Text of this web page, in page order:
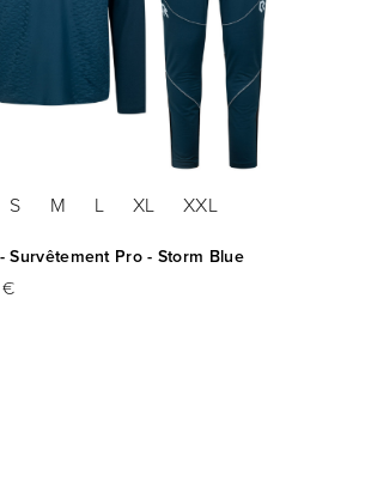
S M L XL XXL
Survêtement Pro - Storm Blue
€